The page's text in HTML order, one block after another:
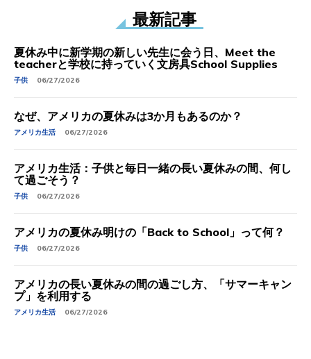
最新記事
夏休み中に新学期の新しい先生に会う日、Meet the
teacherと学校に持っていく文房具School Supplies
子供 06/27/2026
なぜ、アメリカの夏休みは3か月もあるのか？
アメリカ生活 06/27/2026
アメリカ生活：子供と毎日一緒の長い夏休みの間、何し
て過ごそう？
子供 06/27/2026
アメリカの夏休み明けの「Back to School」って何？
子供 06/27/2026
アメリカの長い夏休みの間の過ごし方、「サマーキャン
プ」を利用する
アメリカ生活 06/27/2026